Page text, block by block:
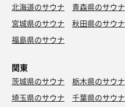
北海道のサウナ 青森県のサウナ
宮城県のサウナ
秋田県のサウナ
福島県のサウナ
関東
茨城県のサウナ 栃木県のサウナ
埼玉県のサウナ
千葉県のサウナ